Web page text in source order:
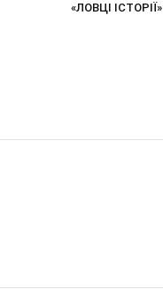
«ЛОВЦІ ІСТОРІЇ»